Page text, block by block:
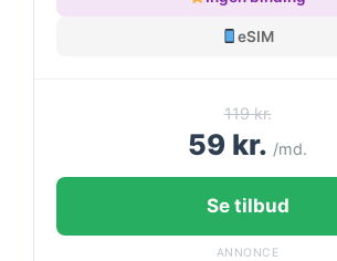
eSIM
119 kr.
59 kr. /md.
Se tilbud
ANNONCE